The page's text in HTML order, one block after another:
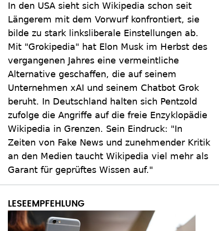
In den USA sieht sich Wikipedia schon seit
Längerem mit dem Vorwurf konfrontiert, sie
bilde zu stark linksliberale Einstellungen ab.
Mit "Grokipedia" hat Elon Musk im Herbst des
vergangenen Jahres eine vermeintliche
Alternative geschaffen, die auf seinem
Unternehmen xAI und seinem Chatbot Grok
beruht. In Deutschland halten sich Pentzold
zufolge die Angriffe auf die freie Enzyklopädie
Wikipedia in Grenzen. Sein Eindruck: "In
Zeiten von Fake News und zunehmender Kritik
an den Medien taucht Wikipedia viel mehr als
Garant für geprüftes Wissen auf."